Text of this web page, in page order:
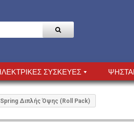
ΣΥΣΚΕΥΕΣ
Διπλής Όψης (Roll Pack)